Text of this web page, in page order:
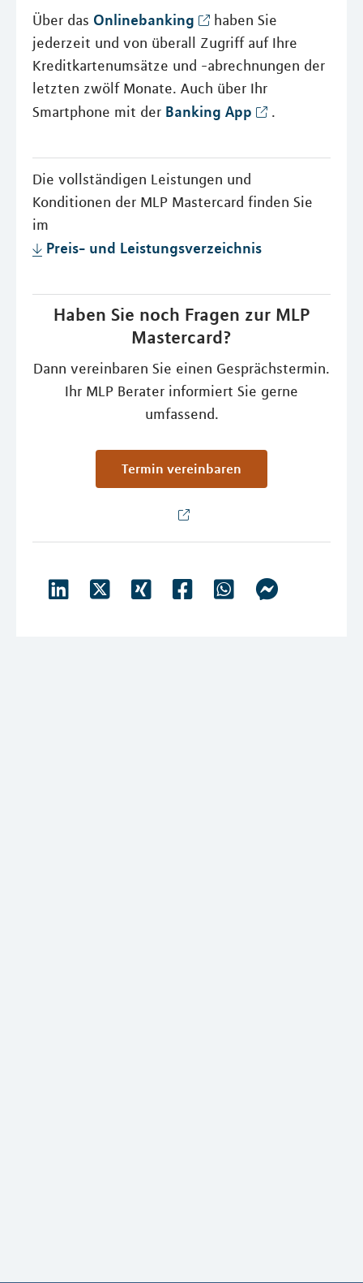
Über das Onlinebanking
haben Sie
jederzeit und von überall Zugriff auf Ihre
Kreditkartenumsätze und -abrechnungen der
letzten zwölf Monate. Auch über Ihr
Smartphone mit der Banking App .
Die vollständigen Leistungen und
Konditionen der MLP Mastercard finden Sie
im
Preis- und Leistungsverzeichnis
Haben Sie noch Fragen zur MLP
Mastercard?
Dann vereinbaren Sie einen Gesprächstermin.
Ihr MLP Berater informiert Sie gerne
umfassend.
Termin vereinbaren